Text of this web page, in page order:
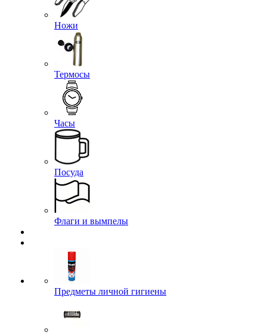
Ножи
Термосы
Часы
Посуда
Флаги и вымпелы
Предметы личной гигиены